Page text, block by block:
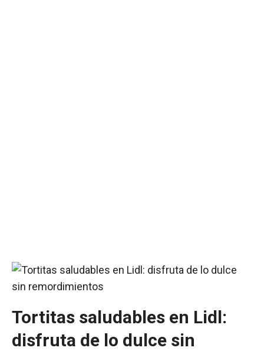
Tortitas saludables en Lidl:
disfruta de lo dulce sin